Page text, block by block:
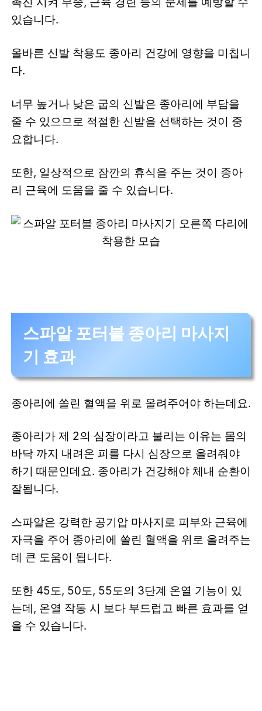
있습니다.
올바른 신발 착용도 종아리 건강에 영향을 미칩니
다.
너무 높거나 낮은 굽의 신발은 종아리에 부담을
줄 수 있으므로 적절한 신발을 선택하는 것이 중
요합니다.
또한, 일상적으로 잠깐의 휴식을 주는 것이 종아
리 근육에 도움을 줄 수 있습니다.
스파알 포터블 종아리 마사지
기 효과
종아리에 쏠린 혈액을 위로 올려주어야 하는데요.
종아리가 제 2의 심장이라고 불리는 이유는 몸의
바닥 까지 내려온 피를 다시 심장으로 올려줘야
하기 때문인데요. 종아리가 건강해야 체내 순환이
잘됩니다.
스파알은 강력한 공기압 마사지로 피부와 근육에
자극을 주어 종아리에 쏠린 혈액을 위로 올려주는
데 큰 도움이 됩니다.
또한 45도, 50도, 55도의 3단계 온열 기능이 있
는데, 온열 작동 시 보다 부드럽고 빠른 효과를 얻
을 수 있습니다.